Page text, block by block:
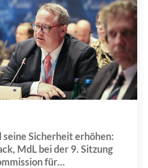
seine Sicherheit erhöhen:
MdL bei der 9. Sitzung
für